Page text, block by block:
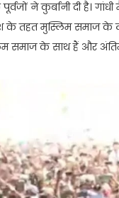
ने कुर्बानी दी है।
के तहत मुस्लिम समाज के
समाज के साथ हैं और